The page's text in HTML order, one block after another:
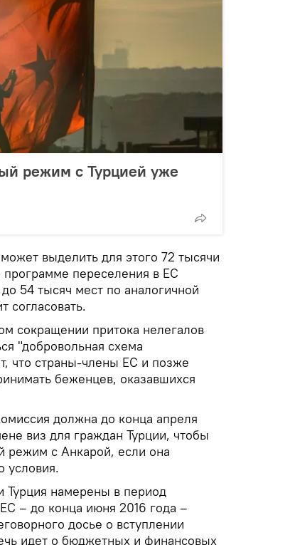
режим с Турцией уже
выделить для этого 72 тысячи
программе переселения в ЕС
54 тысяч мест по аналогичной
согласовать.
сокращении притока нелегалов
"добровольная схема
что страны-члены ЕС и позже
беженцев, оказавшихся
должна до конца апреля
виз для граждан Турции, чтобы
режим с Анкарой, если она
условия.
Турция намерены в период
– до конца июня 2016 года –
досье о вступлении
идет о бюджетных и финансовых